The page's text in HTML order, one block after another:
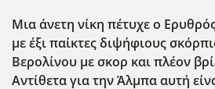
Μια άνετη νίκη πέτυχε ο
με έξι παίκτες διψήφιους
Βερολίνου με σκορ και πλέον
Αντίθετα για την Άλμπα αυτή